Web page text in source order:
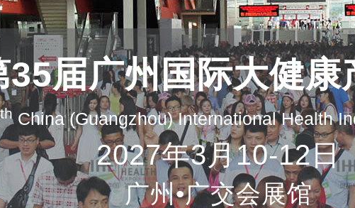
35届广州国际大健康
thChina (Guangzhou) International Health
2027年3月10-12日
广州•广交会展馆